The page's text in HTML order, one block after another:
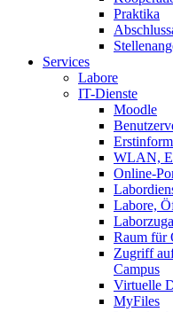
Praktika
Services
Labore
IT-Dienste
Moodle
WLAN,
Online-
Labore,
Raum für
Zugriff
Campus
Virtuelle
MyFiles